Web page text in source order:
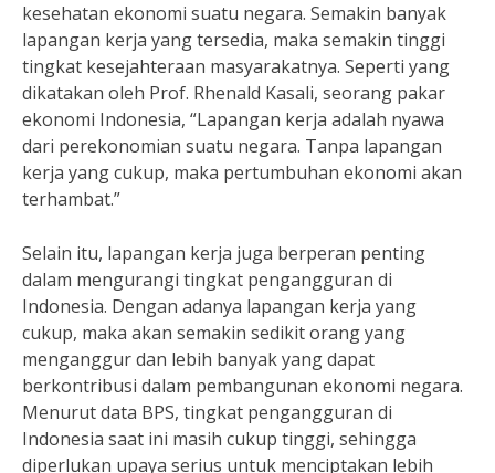
kesehatan ekonomi suatu negara. Semakin banyak
lapangan kerja yang tersedia, maka semakin tinggi
tingkat kesejahteraan masyarakatnya. Seperti yang
dikatakan oleh Prof. Rhenald Kasali, seorang pakar
ekonomi Indonesia, “Lapangan kerja adalah nyawa
dari perekonomian suatu negara. Tanpa lapangan
kerja yang cukup, maka pertumbuhan ekonomi akan
terhambat.”
Selain itu, lapangan kerja juga berperan penting
dalam mengurangi tingkat pengangguran di
Indonesia. Dengan adanya lapangan kerja yang
cukup, maka akan semakin sedikit orang yang
menganggur dan lebih banyak yang dapat
berkontribusi dalam pembangunan ekonomi negara.
Menurut data BPS, tingkat pengangguran di
Indonesia saat ini masih cukup tinggi, sehingga
diperlukan upaya serius untuk menciptakan lebih